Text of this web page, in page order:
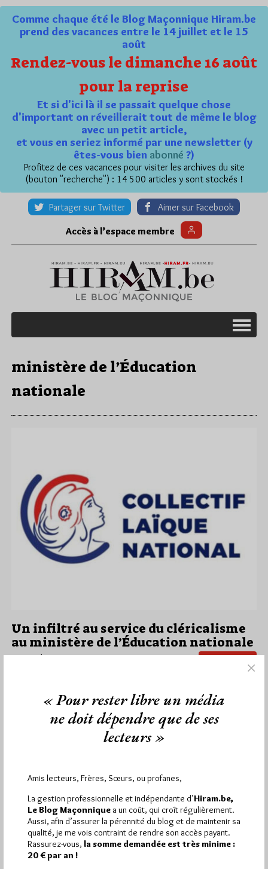
Comme chaque été le Blog Maçonnique Hiram.be
prend des vacances entre le 14 juillet et le 15
août
Rendez-vous le dimanche 16 août
pour la reprise
Et si d'ici là il se passait quelque chose
d'important on réveillerait tout de même le blog
avec un petit article,
et vous en seriez informé par une newsletter (y
êtes-vous bien abonné ?)
Profitez de ces vacances pour visiter les archives du site
(bouton "recherche") : 14 500 articles y sont stockés !
Partager sur Twitter Aimer sur Facebook
Accès à l’espace membre
ministère de l’Éducation
nationale
Un infiltré au service du cléricalisme
au ministère de l’Éducation nationale
Par Géplu
Communiqué du Collectif Laïque National. Fait à Paris, le
7 octobre 2025 Guillaume Prévost, secrétaire général de
l’enseignement catholique depuis le 1er septembre 2025,…
Hier jeudi 6 août 2026, Hiram.be a reçu1 672 visites
2 608 pagesont été lues (Source : Pirsch.io)
Plus d’informations
« Pour rester libre un média
ne doit dépendre que de ses
lecteurs »
Amis lecteurs, Frères, Sœurs, ou profanes,
La gestion professionnelle et indépendante d’Hiram.be,
Le Blog Maçonnique a un coût, qui croît régulièrement.
Aussi, afin d’assurer la pérennité du blog et de maintenir sa
qualité, je me vois contraint de rendre son accès payant.
Rassurez-vous, la somme demandée est très minime :
20 € par an !